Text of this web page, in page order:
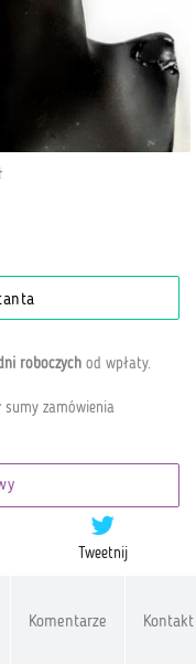
roboczych od wpłaty.
sumy zamówienia
Tweetnij
Komentarze Kontakt